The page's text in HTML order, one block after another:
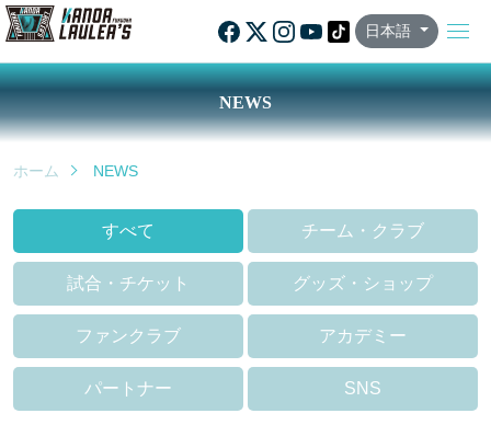
日本語
NEWS
ホーム NEWS
すべて チーム・クラブ
試合・チケット グッズ・ショップ
ファンクラブ アカデミー
パートナー SNS